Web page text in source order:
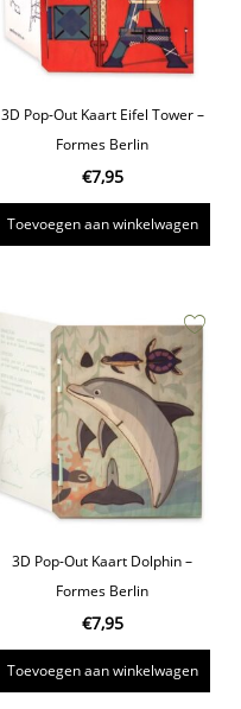
3D Pop-Out Kaart Eifel Tower –
Formes Berlin
€7,95
Toevoegen aan winkelwagen
3D Pop-Out Kaart Dolphin –
Formes Berlin
€7,95
Toevoegen aan winkelwagen